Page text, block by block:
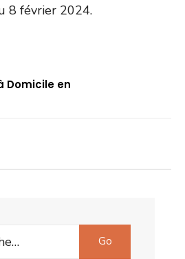
8 février 2024.
Domicile en
Go